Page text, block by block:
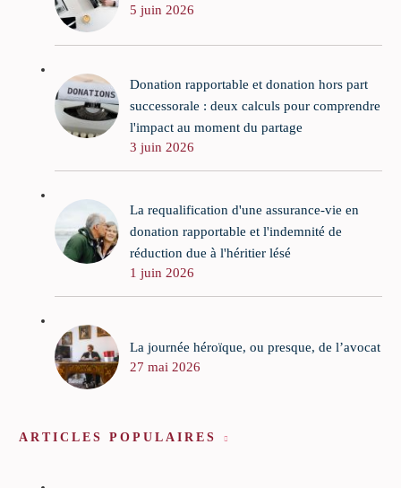
5 juin 2026
Donation rapportable et donation hors part
successorale : deux calculs pour comprendre
l'impact au moment du partage
3 juin 2026
La requalification d'une assurance-vie en
donation rapportable et l'indemnité de
réduction due à l'héritier lésé
1 juin 2026
La journée héroïque, ou presque, de l’avocat
27 mai 2026
ARTICLES POPULAIRES